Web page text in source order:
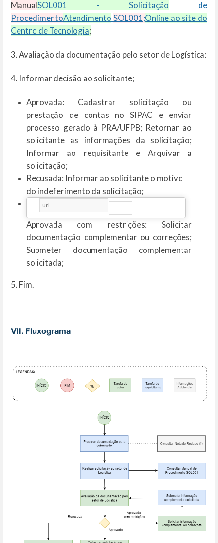
ManualSOL001 - Solicitação de
ProcedimentoAtendimento SOL001;Online ao site do
Centro de Tecnologia;
3. Avaliação da documentação pelo setor de Logística;
4. Informar decisão ao solicitante;
Aprovada: Cadastrar solicitação ou
prestação de contas no SIPAC e enviar
processo gerado à PRA/UFPB; Retornar ao
solicitante as informações da solicitação;
Informar ao requisitante e Arquivar a
solicitação;
Recusada: Informar ao solicitante o motivo
do indeferimento da solicitação;
Aprovada com restrições: Solicitar
documentação complementar ou correções;
Submeter documentação complementar
solicitada;
5. Fim.
VII. Fluxograma